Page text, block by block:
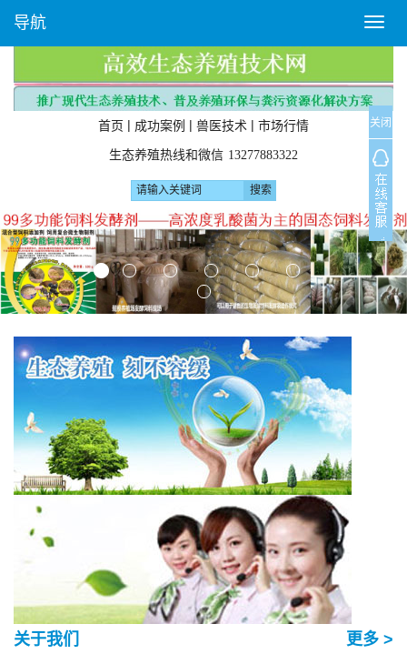
T
o
g
l
e
n
a
v
i
g
a
t
i
o
导航
首页 | 成功案例 | 兽医技术 | 市场行情
生态养殖热线和微信 13277883322
‹
P
r
e
v
i
o
u
s
›
N
e
x
t
关于我们 更多 >
关闭